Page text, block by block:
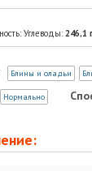
Углеводы: 246,1 г
Блины и оладьи
Нормально